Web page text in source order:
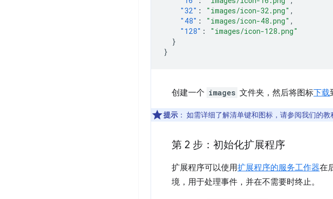
"32" : "images/icon-32.png" ,
"48" : "images/icon-48.png" ,
"128" :
"images/icon-128.png"
}
}
创建一个 images 文件夹，然后将图标下载
提示 ： 如需详细了解清单键和图标，请参阅我们的教
第 2 步：初始化扩展程序
扩展程序可以使用扩展程序的服务工作器在
境，用于处理事件，并在不需要时终止。